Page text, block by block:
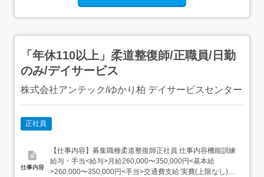
「年休110以上」柔道整復師/正職員/日勤
のみ/デイサービス
株式会社アンテック/ゆかり柏 デイサービスセンター
正社員
仕事内容
【仕事内容】募集職種柔道整復師正社員 仕事内容機能訓練
給与・手当<給与>月給260,000〜350,000円<基本給
>260,000〜350,000円<手当>交通費支給:実費(上限なし)資